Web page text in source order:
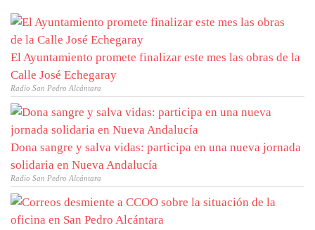
El Ayuntamiento promete finalizar este mes las obras de la
Calle José Echegaray
Radio San Pedro Alcántara
Dona sangre y salva vidas: participa en una nueva jornada
solidaria en Nueva Andalucía
Radio San Pedro Alcántara